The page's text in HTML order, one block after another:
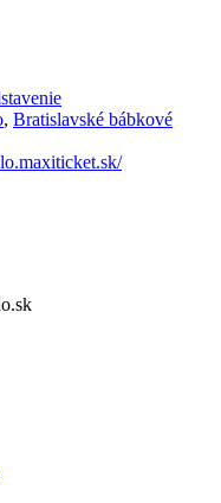
, Bratislavské bábkové